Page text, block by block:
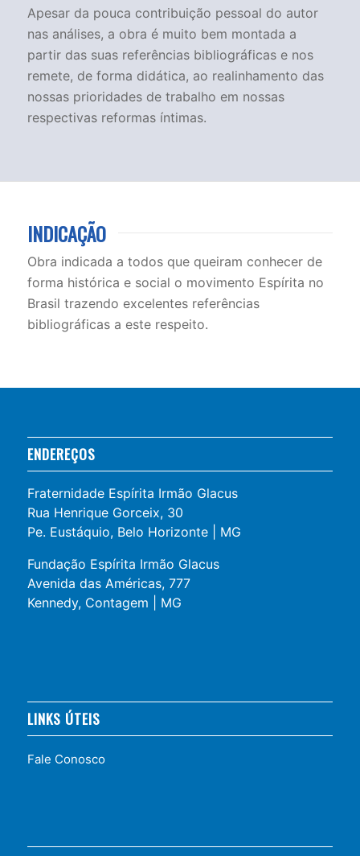
Apesar da pouca contribuição pessoal do autor
nas análises, a obra é muito bem montada a
partir das suas referências bibliográficas e nos
remete, de forma didática, ao realinhamento das
nossas prioridades de trabalho em nossas
respectivas reformas íntimas.
INDICAÇÃO
Obra indicada a todos que queiram conhecer de
forma histórica e social o movimento Espírita no
Brasil trazendo excelentes referências
bibliográficas a este respeito.
ENDEREÇOS
Fraternidade Espírita Irmão Glacus
Rua Henrique Gorceix, 30
Pe. Eustáquio, Belo Horizonte | MG
Fundação Espírita Irmão Glacus
Avenida das Américas, 777
Kennedy, Contagem | MG
LINKS ÚTEIS
Fale Conosco